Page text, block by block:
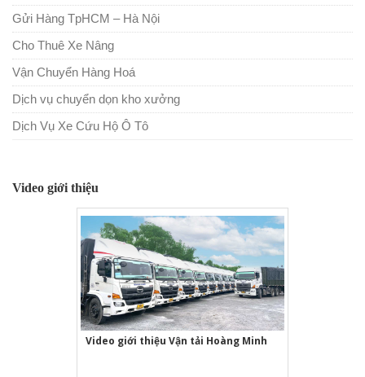
Gửi Hàng TpHCM – Hà Nội
Cho Thuê Xe Nâng
Vận Chuyển Hàng Hoá
Dịch vụ chuyển dọn kho xưởng
Dịch Vụ Xe Cứu Hộ Ô Tô
Video giới thiệu
Video giới thiệu Vận tải Hoàng Minh